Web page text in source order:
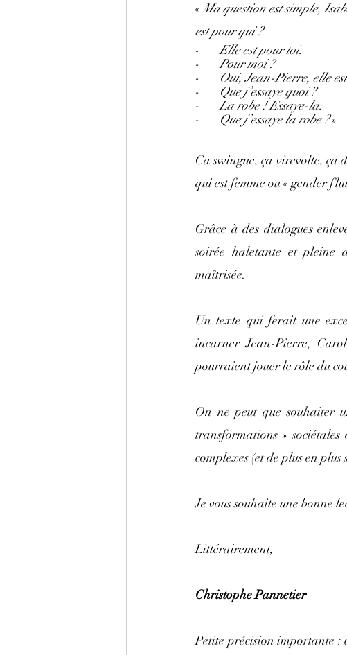
« Ma question est simple,
est pour qui ?
- Elle est pour toi.
- Pour moi ?
- Oui, Jean-Pierre, elle
- Que j’essaye quoi ?
- La robe ! Essaye-la.
- Que j’essaye la robe ? »
Ca swingue, ça virevolte, ça
qui est femme ou « gender
Grâce à des dialogues
soirée haletante et pleine
maîtrisée.
Un texte qui ferait une
incarner Jean-Pierre,
pourraient jouer le rôle du
On ne peut que souhaiter
transformations »
complexes (et de plus en
Je vous souhaite une bonne
Littérairement,
Christophe Pannetier
Petite précision importante :